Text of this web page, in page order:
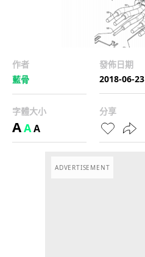
作者
藍骨
發佈日期
2018-06-23
字體大小
AAA
分享
ADVERTISEMENT